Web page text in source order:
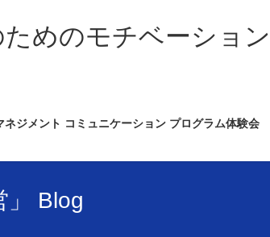
めのモチベーショ
ネジメント コミュニケーション プログラム体験会
」 Blog